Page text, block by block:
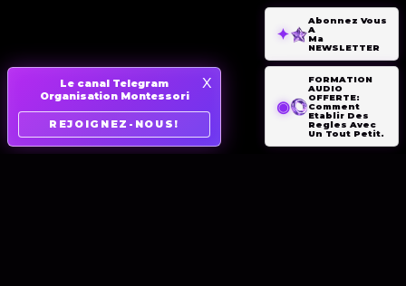
x
Le canal Telegram
Organisation Montessori
REJOIGNEZ-NOUS!
Abonnez Vous
A
Ma
NEWSLETTER
FORMATION
AUDIO
OFFERTE:
Comment
Etablir Des
Regles Avec
Un Tout Petit.